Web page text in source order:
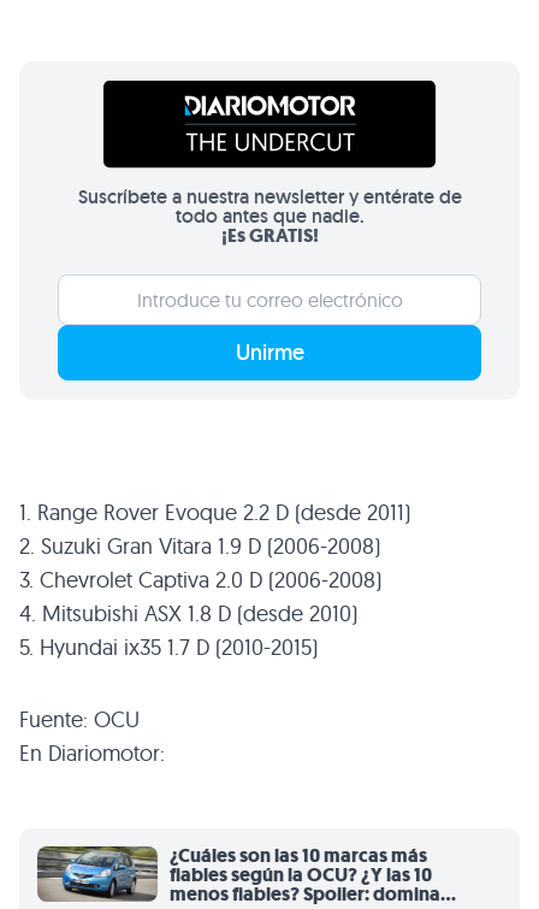
Suscríbete a nuestra newsletter y entérate de
todo antes que nadie.
¡Es GRATIS!
Unirme
1. Range Rover Evoque 2.2 D (desde 2011)
2. Suzuki Gran Vitara 1.9 D (2006-2008)
3. Chevrolet Captiva 2.0 D (2006-2008)
4. Mitsubishi ASX 1.8 D (desde 2010)
5. Hyundai ix35 1.7 D (2010-2015)
Fuente: OCU
En Diariomotor:
¿Cuáles son las 10 marcas más
fiables según la OCU? ¿Y las 10
menos fiables? Spoiler: domina